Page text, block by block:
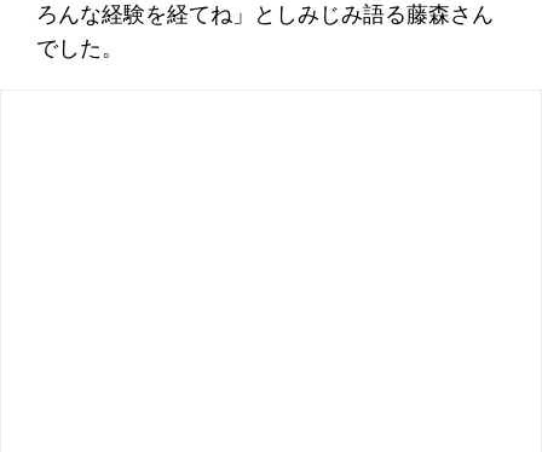
ろんな経験を経てね」としみじみ語る藤森さん
でした。